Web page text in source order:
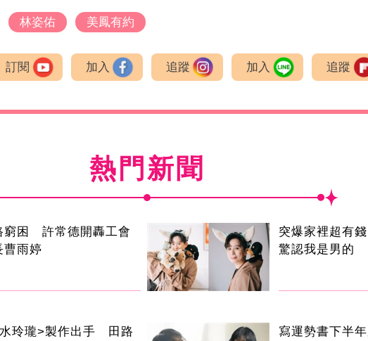
林姿佑 美鳳有約
訂閱 加入 追蹤 加入 追蹤
熱門新聞
窮困 許常德開轟工會
曹雨婷
突爆家裡超有
驚認我是男的
玲瓏>製作出手 田路 寫運勢書下半